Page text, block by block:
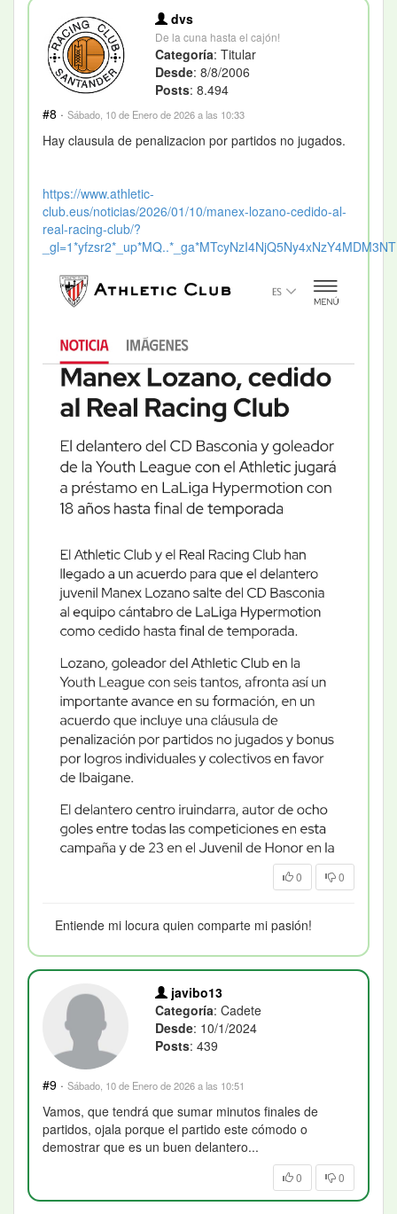
dvs
De la cuna hasta el cajón!
Categoría: Titular
Desde: 8/8/2006
Posts: 8.494
#8 · Sábado, 10 de Enero de 2026 a las 10:33
Hay clausula de penalizacion por partidos no jugados.
https://www.athletic-
club.eus/noticias/2026/01/10/manex-lozano-cedido-al-
real-racing-club/?
0 0
Entiende mi locura quien comparte mi pasión!
javibo13
Categoría: Cadete
Desde: 10/1/2024
Posts: 439
#9 · Sábado, 10 de Enero de 2026 a las 10:51
Vamos, que tendrá que sumar minutos finales de
partidos, ojala porque el partido este cómodo o
demostrar que es un buen delantero...
0 0